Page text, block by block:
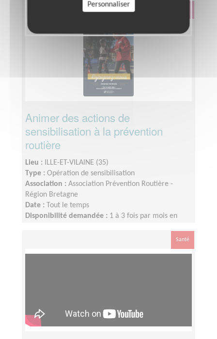
Éducation & Formation
Animer des actions de
sensibilisation à la prévention
routière
Lieu :
ILLE-ET-VILAINE (35)
Type : Opération de sensibilisation
Association : Association Prévention Routière -
Région Bretagne
Date :
Tout le temps
Disponibilité demandée : 1 à 3 fois par mois en
Santé
Personnaliser